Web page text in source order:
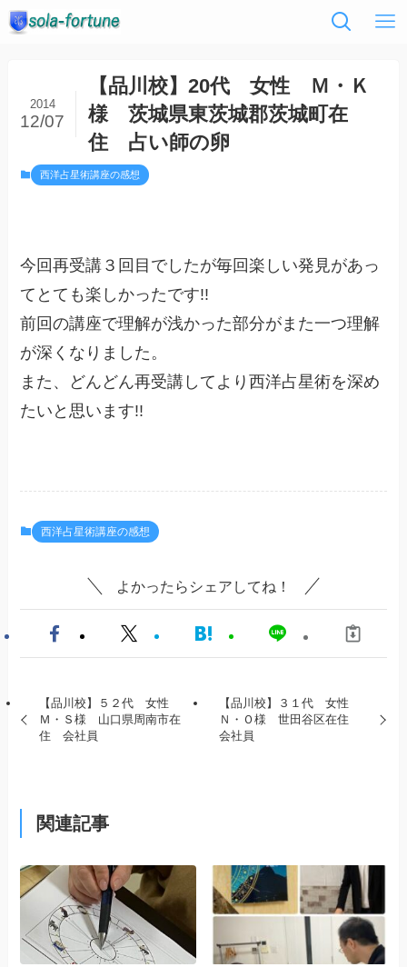
【品川校】20代 女性 Ｍ・Ｋ
様 茨城県東茨城郡茨城町在
住 占い師の卵
2014
12/07
西洋占星術講座の感想
今回再受講３回目でしたが毎回楽しい発見があっ
てとても楽しかったです!!
前回の講座で理解が浅かった部分がまた一つ理解
が深くなりました。
また、どんどん再受講してより西洋占星術を深め
たいと思います!!
西洋占星術講座の感想
よかったらシェアしてね！
【品川校】５２代 女性
Ｍ・Ｓ様 山口県周南市在
住 会社員
【品川校】３１代 女性
Ｎ・Ｏ様 世田谷区在住
会社員
関連記事